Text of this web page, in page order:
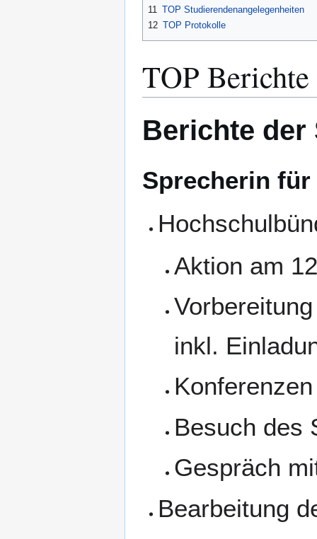
11 TOP Studierendenangelegenheiten
12 TOP Protokolle
TOP Berichte
Berichte der
Sprecherin
Aktion am
inkl.
Besuch des
Gespräch
Bearbeitung